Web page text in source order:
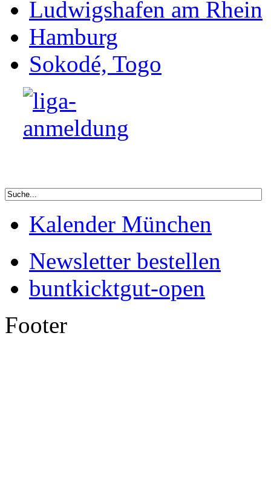
Ludwigshafen am Rhein
Hamburg
Sokodé, Togo
Kalender München
Newsletter bestellen
buntkicktgut-open
Footer